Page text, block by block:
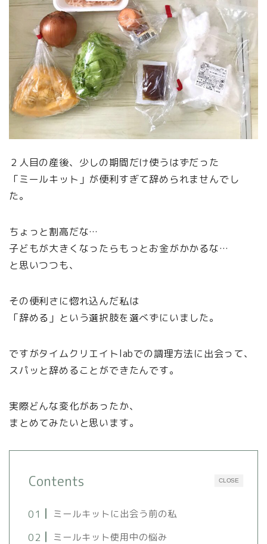
２人目の産後、少しの期間だけ使うはずだった
「ミールキット」が便利すぎて辞められませんでし
た。
ちょっと割高だな…
子どもが大きくなったらもっとお金がかかるな…
と思いつつも、
その便利さに惚れ込んだ私は
「辞める」という選択肢を選べずにいました。
ですがタイムクリエイトlabでの調理方法に出会って、
スパッと辞めることができたんです。
実際どんな変化があったか、
まとめてみたいと思います。
CLOSE
Contents
ミールキットに出会う前の私
ミールキット使用中の悩み